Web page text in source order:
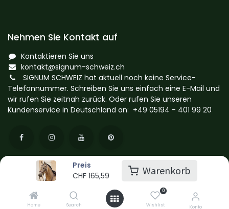
Preis
CHF 165,59 Warenkorb
Home Search
0
Wishlist Konto
Nehmen Sie Kontakt auf
Kontaktieren Sie uns
kontakt@signum-schweiz.ch
SIGNUM SCHWEIZ hat aktuell noch keine Service-
Telefonnummer. Schreiben Sie uns einfach eine E-Mail und
wir rufen Sie zeitnah zurück. Oder rufen Sie unseren
Kundenservice in Deutschland an: +49 05194 - 401 99 20
© SIGNUM SCHWEIZ by EquiNova GmbH
Powered by
- Die #1Open-Source-E-Commerce